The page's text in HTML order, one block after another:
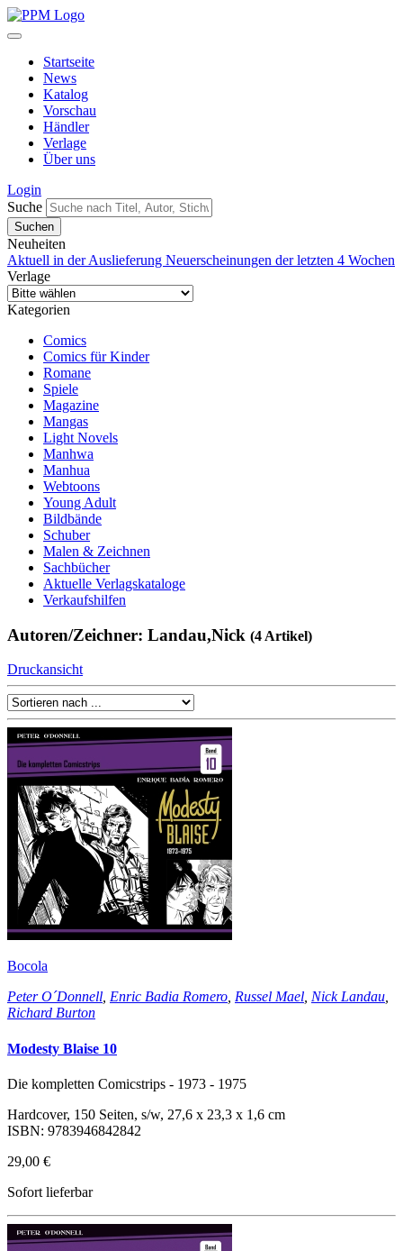
Startseite
News
Katalog
Vorschau
Händler
Verlage
Über uns
Login
Suche
Neuheiten
Aktuell in der Auslieferung Neuerscheinungen der letzten 4 Wochen
Verlage
Kategorien
Comics
Comics für Kinder
Romane
Spiele
Magazine
Mangas
Light Novels
Manhwa
Manhua
Webtoons
Young Adult
Bildbände
Schuber
Malen & Zeichnen
Sachbücher
Aktuelle Verlagskataloge
Verkaufshilfen
Autoren/Zeichner: Landau,Nick (4 Artikel)
Druckansicht
Bocola
Peter O´Donnell, Enric Badia Romero, Russel Mael, Nick Landau,
Richard Burton
Modesty Blaise 10
Die kompletten Comicstrips - 1973 - 1975
Hardcover, 150 Seiten, s/w, 27,6 x 23,3 x 1,6 cm
ISBN: 9783946842842
29,00 €
Sofort lieferbar